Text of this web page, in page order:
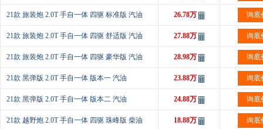
21款 旅装炮 2.0T 手自一体 四驱 标准版 汽油 26.78万 询底
21款 旅装炮 2.0T 手自一体 四驱 舒适版 汽油 27.88万 询底
21款 旅装炮 2.0T 手自一体 四驱 豪华版 汽油 28.98万 询底
21款 黑弹版 2.0T 手自一体 版本一 汽油 23.88万 询底
21款 黑弹版 2.0T 手自一体 版本二 汽油 24.88万 询底
21款 越野炮 2.0T 手自一体 四驱 珠峰版 柴油 18.88万 询底